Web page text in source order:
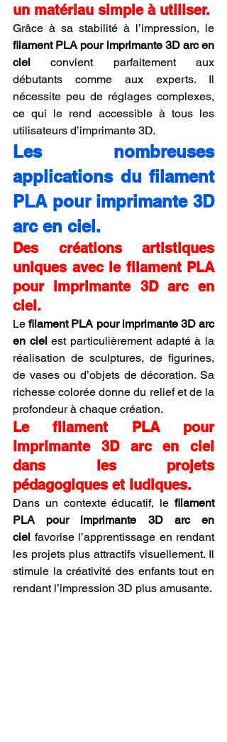
un matériau simple à utiliser.
filament PLA pour imprimante 3D arc en
ciel convient parfaitement aux
débutants comme aux experts. Il
nécessite peu de réglages complexes,
ce qui le rend accessible à tous les
utilisateurs d’imprimante 3D.
Les nombreuses
applications du filament
PLA pour imprimante 3D
arc en ciel.
Des créations artistiques
uniques avec le filament PLA
pour imprimante 3D arc en
ciel.
Le filament PLA pour imprimante 3D arc
en ciel est particulièrement adapté à la
réalisation de sculptures, de figurines,
de vases ou d’objets de décoration. Sa
richesse colorée donne du relief et de la
profondeur à chaque création.
Le filament PLA pour
imprimante 3D arc en ciel
dans les projets
pédagogiques et ludiques.
Dans un contexte éducatif, le filament
PLA pour imprimante 3D arc en
ciel favorise l’apprentissage en rendant
les projets plus attractifs visuellement. Il
stimule la créativité des enfants tout en
rendant l’impression 3D plus amusante.